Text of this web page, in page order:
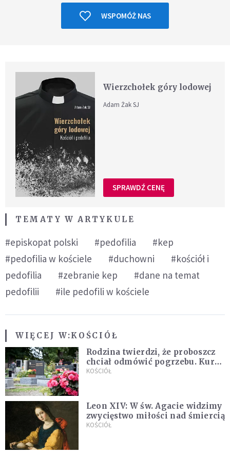
WSPOMÓŻ NAS
Wierzchołek góry lodowej
Adam Żak SJ
SPRAWDŹ CENĘ
TEMATY W ARTYKULE
#episkopat polski #pedofilia
#kep
#pedofilia w kościele
#duchowni
#kościół i
pedofilia
#zebranie kep
#dane na temat
pedofilii
#ile pedofili w kościele
WIĘCEJ W:KOŚCIÓŁ
Rodzina twierdzi, że proboszcz
chciał odmówić pogrzebu. Kuria
zapowiada wyjaśnienia
KOŚCIÓŁ
Leon XIV: W św. Agacie widzimy
zwycięstwo miłości nad śmiercią
KOŚCIÓŁ